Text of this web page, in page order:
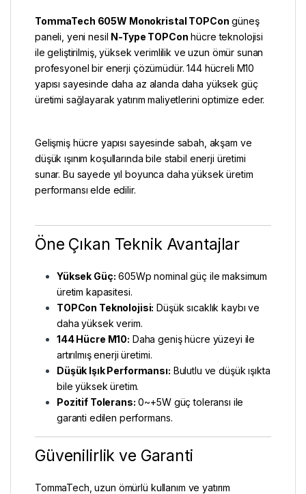
TommaTech 605W Monokristal TOPCon güneş
paneli , yeni nesil N-Type TOPCon hücre teknolojisi
ile geliştirilmiş, yüksek verimlilik ve uzun ömür sunan
profesyonel bir enerji çözümüdür. 144 hücreli M10
yapısı sayesinde daha az alanda daha yüksek güç
üretimi sağlayarak yatırım maliyetlerini optimize eder.
Gelişmiş hücre yapısı sayesinde sabah, akşam ve
düşük ışınım koşullarında bile stabil enerji üretimi
sunar. Bu sayede yıl boyunca daha yüksek üretim
performansı elde edilir.
Öne Çıkan Teknik Avantajlar
Yüksek Güç: 605Wp nominal güç ile maksimum
üretim kapasitesi.
TOPCon Teknolojisi: Düşük sıcaklık kaybı ve
daha yüksek verim.
144 Hücre M10: Daha geniş hücre yüzeyi ile
artırılmış enerji üretimi.
Düşük Işık Performansı: Bulutlu ve düşük ışıkta
bile yüksek üretim.
Pozitif Tolerans: 0~+5W güç toleransı ile
garanti edilen performans.
Güvenilirlik ve Garanti
TommaTech, uzun ömürlü kullanım ve yatırım